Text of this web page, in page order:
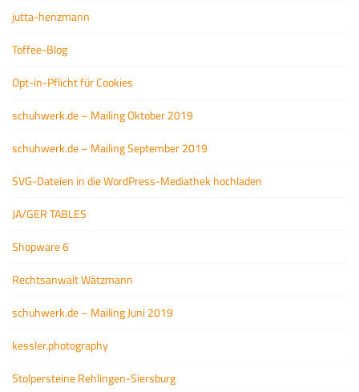
jutta-henzmann
Toffee-Blog
Opt-in-Pflicht für Cookies
schuhwerk.de – Mailing Oktober 2019
schuhwerk.de – Mailing September 2019
SVG-Dateien in die WordPress-Mediathek hochladen
JA/GER TABLES
Shopware 6
Rechtsanwalt Wätzmann
schuhwerk.de – Mailing Juni 2019
kessler.photography
Stolpersteine Rehlingen-Siersburg